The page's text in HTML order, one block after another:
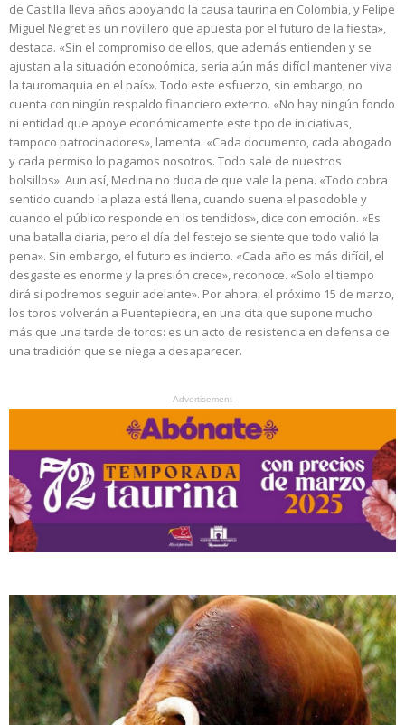
de Castilla lleva años apoyando la causa taurina en Colombia, y Felipe
Miguel Negret es un novillero que apuesta por el futuro de la fiesta»,
destaca. «Sin el compromiso de ellos, que además entienden y se
ajustan a la situación econoómica, sería aún más difícil mantener viva
la tauromaquia en el país». Todo este esfuerzo, sin embargo, no
cuenta con ningún respaldo financiero externo. «No hay ningún fondo
ni entidad que apoye económicamente este tipo de iniciativas,
tampoco patrocinadores», lamenta. «Cada documento, cada abogado
y cada permiso lo pagamos nosotros. Todo sale de nuestros
bolsillos». Aun así, Medina no duda de que vale la pena. «Todo cobra
sentido cuando la plaza está llena, cuando suena el pasodoble y
cuando el público responde en los tendidos», dice con emoción. «Es
una batalla diaria, pero el día del festejo se siente que todo valió la
pena». Sin embargo, el futuro es incierto. «Cada año es más difícil, el
desgaste es enorme y la presión crece», reconoce. «Solo el tiempo
dirá si podremos seguir adelante». Por ahora, el próximo 15 de marzo,
los toros volverán a Puentepiedra, en una cita que supone mucho
más que una tarde de toros: es un acto de resistencia en defensa de
una tradición que se niega a desaparecer.
- Advertisement -